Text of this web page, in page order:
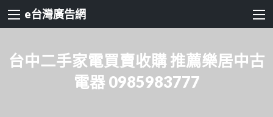
e台灣廣告網
台中二手家電買賣收購 推薦樂居中古
電器 0985983777